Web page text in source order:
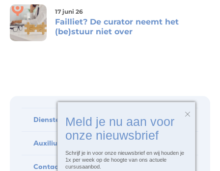
17 juni 26
Failliet? De curator neemt het
(be)stuur niet over
Diensten
Auxilium
Contact
Meld je nu aan voor
onze nieuwsbrief
Schrijf je in voor onze nieuwsbrief en wij houden je
1x per week op de hoogte van ons actuele
cursusaanbod.